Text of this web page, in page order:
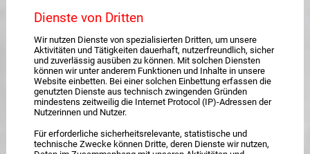
Dienste von Dritten
Wir nutzen Dienste von spezialisierten Dritten, um unsere
Aktivitäten und Tätigkeiten dauerhaft, nutzerfreundlich, sicher
und zuverlässig ausüben zu können. Mit solchen Diensten
können wir unter anderem Funktionen und Inhalte in unsere
Website einbetten. Bei einer solchen Einbettung erfassen die
genutzten Dienste aus technisch zwingenden Gründen
mindestens zeitweilig die Internet Protocol (IP)-Adressen der
Nutzerinnen und Nutzer.
Für erforderliche sicherheitsrelevante, statistische und
technische Zwecke können Dritte, deren Dienste wir nutzen,